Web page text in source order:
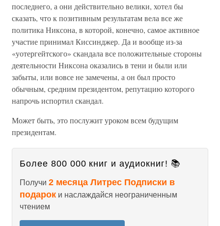
последнего, а они действительно велики, хотел бы
сказать, что к позитивным результатам вела все же
политика Никсона, в которой, конечно, самое активное
участие принимал Киссинджер. Да и вообще из-за
«уотергейтского» скандала все положительные стороны
деятельности Никсона оказались в тени и были или
забыты, или вовсе не замечены, а он был просто
обычным, средним президентом, репутацию которого
напрочь испортил скандал.
Может быть, это послужит уроком всем будущим
президентам.
Более 800 000 книг и аудиокниг! 📚
Получи 2 месяца Литрес Подписки в
подарок и наслаждайся неограниченным
чтением